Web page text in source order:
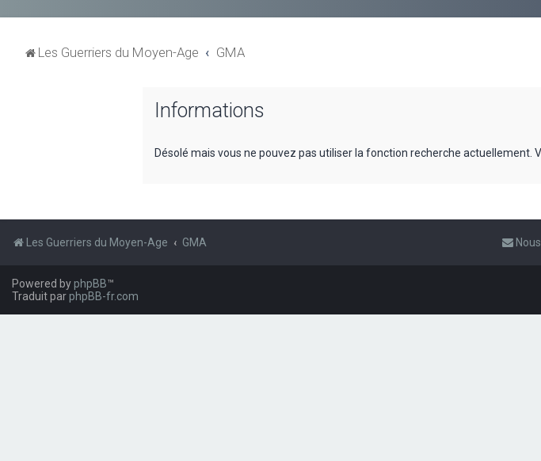
Les Guerriers du Moyen-Age GMA
Informations
Désolé mais vous ne pouvez pas utiliser la fonction recherche actuellement.
Les Guerriers du Moyen-Age GMA
Powered byphpBB™
Traduit parphpBB-fr.com